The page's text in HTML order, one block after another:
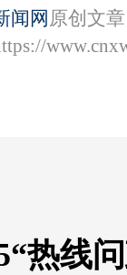
闻网 原创文
热线